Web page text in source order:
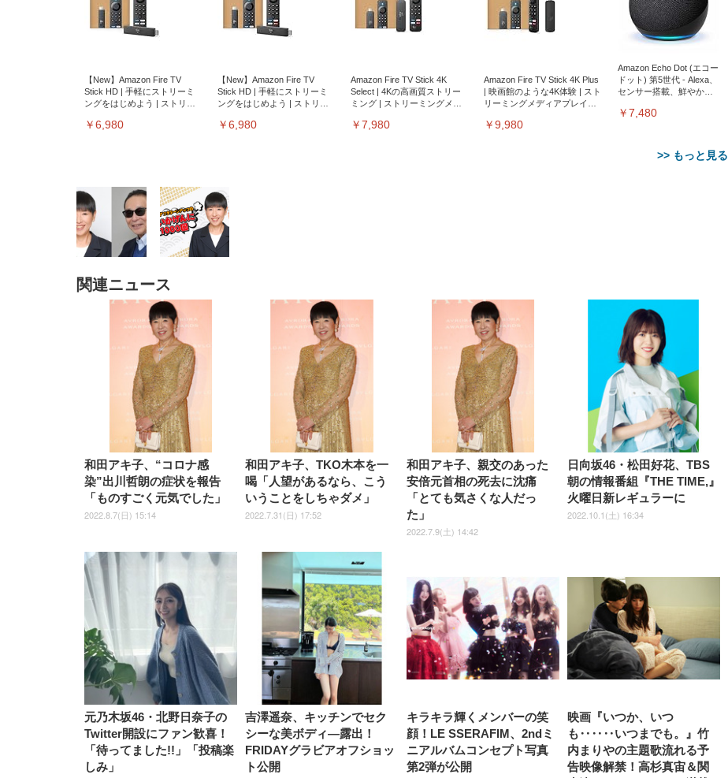
【New】Amazon Fire TV
Stick HD | 手軽にストリーミ
ングをはじめよう | ストリー
￥6,980
【New】Amazon Fire TV
Stick HD | 手軽にストリーミ
ングをはじめよう | ストリー
￥6,980
Amazon Fire TV Stick 4K
Select | 4Kの高画質ストリー
ミング | ストリーミングメデ
￥7,980
Amazon Fire TV Stick 4K Plus
| 映画館のような4K体験 | スト
リーミングメディアプレイヤ
￥9,980
Amazon Echo Dot (エコー
ドット) 第5世代 - Alexa、
センサー搭載、鮮やかな
￥7,480
>> もっと見る
[EdoErgo] オフィスチェア 椅
子 テレワーク 疲れない 跳ね
上げ式アームレスト コンパク
ト 約105度ロッキング pc 事務
椅子 360度回転 座面昇降 強化
ナイロン樹脂ベース 通気性メ
ッシュ 在宅ワーク H-
WY01(黒網+黒枠+黒足)
SIHOO B100 オフィスチェア
／デスクチェア メッシュチェ
ア 人間工学 疲れない ブラッ
チェア 疲れない テレワーク
度ロッキング機能 人間工学 椅
子 腰サポート 90度跳ね上げ
式アームレスト 3Dヘッドレス
ト ハンガー付き 高反発クッシ
ョン PCチェア 通気性メッシ
ュ ゲーミング/勉強/事務用 お
しゃれ パソコンチェア (ブラ
ック)
￥7,680
Sezlife オフィスチェア デスク
チェア 疲れない テレワーク
チェア 強化バックレスト 30度
ロッキング機能 人間工学 椅子
腰サポート 90度跳ね上げ式ア
ームレスト 3Dヘッドレスト
ハンガー付き 高反発クッショ
ン PCチェア 通気性メッシュ
ゲーミング/勉強/事務用 おし
ゃれ パソコンチェア (ホワイ
ト)
￥7,680
ア デスクチェア 肘なし メ
ッシュ 通気性 ランバーサ
ポート付き 腰サポート ガ
ス圧無段階昇降 360度回
転 キャスター付き コンパ
クト 幅52×奥行58.5×高さ
84～96cm テレワーク 在
宅勤務 ブラック
￥4,139
EIZO ビジネス向けプレミア
ムモニター | FlexScan
EV3240X-WT | 31.5型4K
UHD・USB Type-C・ホワイ
￥105,595
EIZO ビジネス向けプレミア
EV2740X-WT | 27.0型4K
UHD・USB Type-C・ホワイ
【純正品】27"ゲーミングモ
ニター DualSense 充電フッ
ク付き（CFI-ZDM1J）
￥49,979
【整備済み品】Dell
E2724HS 27インチ 液晶モ
ニター フル
HD（1920×1080）VA 非光
沢 HDMI/DisplayPort/VGA
スピーカー内蔵 高さ調整 ス
イベル VESA対応
ComfortView ビジネス向け
￥15,800
【MiniLED/24.5inch/280Hz/FHD】
GRAPHT THE SHOOTER
Gaming Monitor 24” Essential ゲ
ーミングモニター QD 24.5インチ
1ms FHD 量子ドット 残像低減 (3
年保証 | 輝点保証 | 日本メーカー)
￥34,980
Amazonベーシック ペットシ
ーツ 薄型 レギュラー 1回使い
捨て 無香料 ホワイト 300枚
Amazonベーシック ペットシ
ーツ 厚型 ワイド 42枚x2袋(84
枚) ホワイト(吸収面:ライトブ
ツ L 中型犬用 26枚入り 単品
￥1,800
Smart Basic(スマートベーシ
ック) 【Amazon.co.jp限定】
Smart Basic アイリスオーヤマ
ペットシーツ 超厚型 お徳用
ワイド 100枚入 (x 1) (ケース
販売)
￥3,670
シーツ 超厚型 お徳用 レギ
ュラー 200枚入
【Amazon.co.jp限定】
￥3,731
関連ニュース
和田アキ子、“コロナ感
染”出川哲朗の症状を報告
「ものすごく元気でした」
2022.8.7(日) 15:14
和田アキ子、TKO木本を一
喝「人望があるなら、こう
いうことをしちゃダメ」
2022.7.31(日) 17:52
和田アキ子、親交のあった
安倍元首相の死去に沈痛
「とても気さくな人だっ
た」
2022.7.9(土) 14:42
日向坂46・松田好花、TBS
朝の情報番組『THE TIME,』
火曜日新レギュラーに
2022.10.1(土) 16:34
元乃木坂46・北野日奈子の
Twitter開設にファン歓喜！
「待ってました!!」「投稿楽
しみ」
吉澤遥奈、キッチンでセク
シーな美ボディ―露出！
FRIDAYグラビアオフショッ
ト公開
キラキラ輝くメンバーの笑
顔！LE SSERAFIM、2ndミ
ニアルバムコンセプト写真
第2弾が公開
映画『いつか、いつ
も‥‥‥いつまでも。』竹
内まりやの主題歌流れる予
告映像解禁！高杉真宙＆関